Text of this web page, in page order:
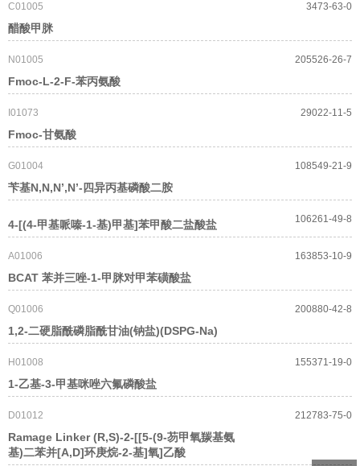
C01005
醋酸甲脒
3473-63-0
N01005
Fmoc-L-2-F-苯丙氨酸
205526-26-7
I01073
Fmoc-甘氨酸
29022-11-5
G01004
苄基N,N,N’,N’-四异丙基磷酸二胺
108549-21-9
4-[(4-甲基哌嗪-1-基)甲基]苯甲酸二盐酸盐 106261-49-8
A01006
BCAT 苯并三唑-1-甲脒对甲苯磺酸盐
163853-10-9
Q01006
1,2-二硬脂酰磷脂酰甘油(钠盐)(DSPG-Na)
200880-42-8
H01008
1-乙基-3-甲基咪唑六氟磷酸盐
155371-19-0
D01012
Ramage Linker (R,S)-2-[[5-(9-芴甲氧羰基氨
基)二苯并[A,D]环庚烷-2-基]氧]乙酸
212783-75-0